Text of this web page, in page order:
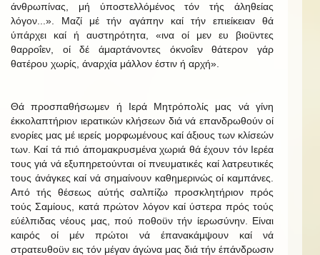
άνθρωπίνας, μή ύποστελλόμένος τόν τής άληθείας
λόγον...». Μαζί μέ τήν αγάπην καί τήν επιείκειαν θά
ύπάρχει καί ή αυστηρότητα, «ινα οί μεν ευ βιοϋντες
θαρροΐεν, οί δέ άμαρτάνοντες όκνοΐεν θάτερον γάρ
θατέρου χωρίς, άναρχία μάλλον έστιν ή αρχή».
Θά προσπαθήσωμεν ή Ιερά Μητρόπολίς μας νά γίνη
έκκολαπτήριον ιερατικών κλήσεων διά νά επανδρωθούν οί
ενορίες μας μέ ιερείς μορφωμένους καί άξιους των κλίσεών
των. Καί τά πιό άπομακρυσμένα χωριά θά έχουν τόν Ιερέα
τους γιά νά εξυπηρετούνται οί πνευματικές καί λατρευτικές
τους άνάγκες καί νά σημαίνουν καθημερινώς οί καμπάνες.
Από τής θέσεως αύτής σαλπίζω προσκλητήριον πρός
τούς Σαμίους, κατά πρώτον λόγον καί ύστερα πρός τούς
εύέλπιδας νέους μας, πού ποθοϋν τήν ίερωσύνην. Είναι
καιρός οί μέν πρώτοι νά έπανακάμψουν καί νά
στρατευθοϋν εις τόν μέγαν άγώνα μας διά τήν έπάνδρωσιν